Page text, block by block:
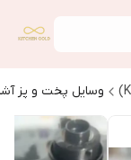
وسایل پخت و پز